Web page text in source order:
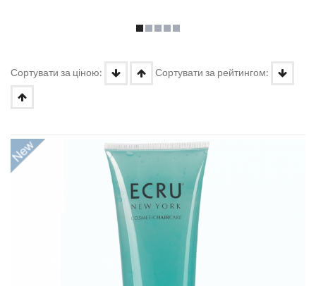
Сортувати за ціною: Сортувати за рейтингом: